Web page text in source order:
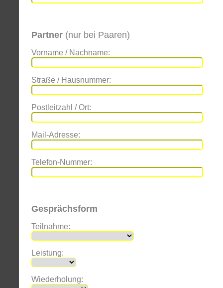
Partner (nur bei Paaren)
Vorname / Nachname:
Straße / Hausnummer:
Postleitzahl / Ort:
Mail-Adresse:
Telefon-Nummer:
Gesprächsform
Teilnahme:
Leistung:
Wiederholung: